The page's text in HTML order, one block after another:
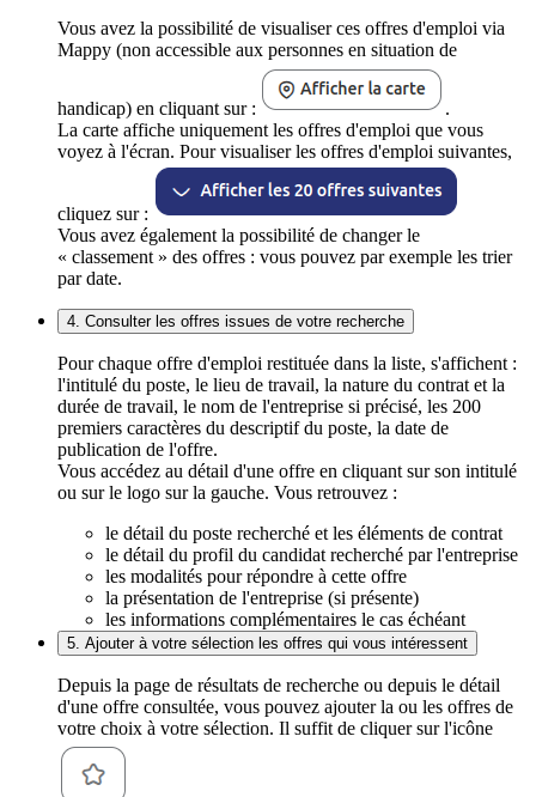
Vous avez la possibilité de visualiser ces offres d'emploi via
Mappy (non accessible aux personnes en situation de
handicap) en cliquant sur :
.
La carte affiche uniquement les offres d'emploi que vous
voyez à l'écran. Pour visualiser les offres d'emploi suivantes,
cliquez sur :
Vous avez également la possibilité de changer le
« classement » des offres : vous pouvez par exemple les trier
par date.
4. Consulter les offres issues de votre recherche
Pour chaque offre d'emploi restituée dans la liste, s'affichent :
l'intitulé du poste, le lieu de travail, la nature du contrat et la
durée de travail, le nom de l'entreprise si précisé, les 200
premiers caractères du descriptif du poste, la date de
publication de l'offre.
Vous accédez au détail d'une offre en cliquant sur son intitulé
ou sur le logo sur la gauche. Vous retrouvez :
le détail du poste recherché et les éléments de contrat
le détail du profil du candidat recherché par l'entreprise
les modalités pour répondre à cette offre
la présentation de l'entreprise (si présente)
les informations complémentaires le cas échéant
5. Ajouter à votre sélection les offres qui vous intéressent
Depuis la page de résultats de recherche ou depuis le détail
d'une offre consultée, vous pouvez ajouter la ou les offres de
votre choix à votre sélection. Il suffit de cliquer sur l'icône